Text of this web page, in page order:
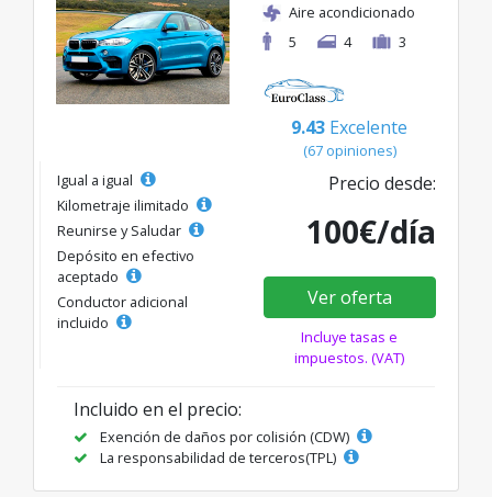
Aire acondicionado
5
4 3
9.43 Excelente
(67 opiniones)
Igual a igual
Kilometraje ilimitado
Reunirse y Saludar
Depósito en efectivo
aceptado
Conductor adicional
incluido
Precio desde:
100€/día
Ver oferta
Incluye tasas e
impuestos. (VAT)
Incluido en el precio:
Exención de daños por colisión (CDW)
La responsabilidad de terceros(TPL)